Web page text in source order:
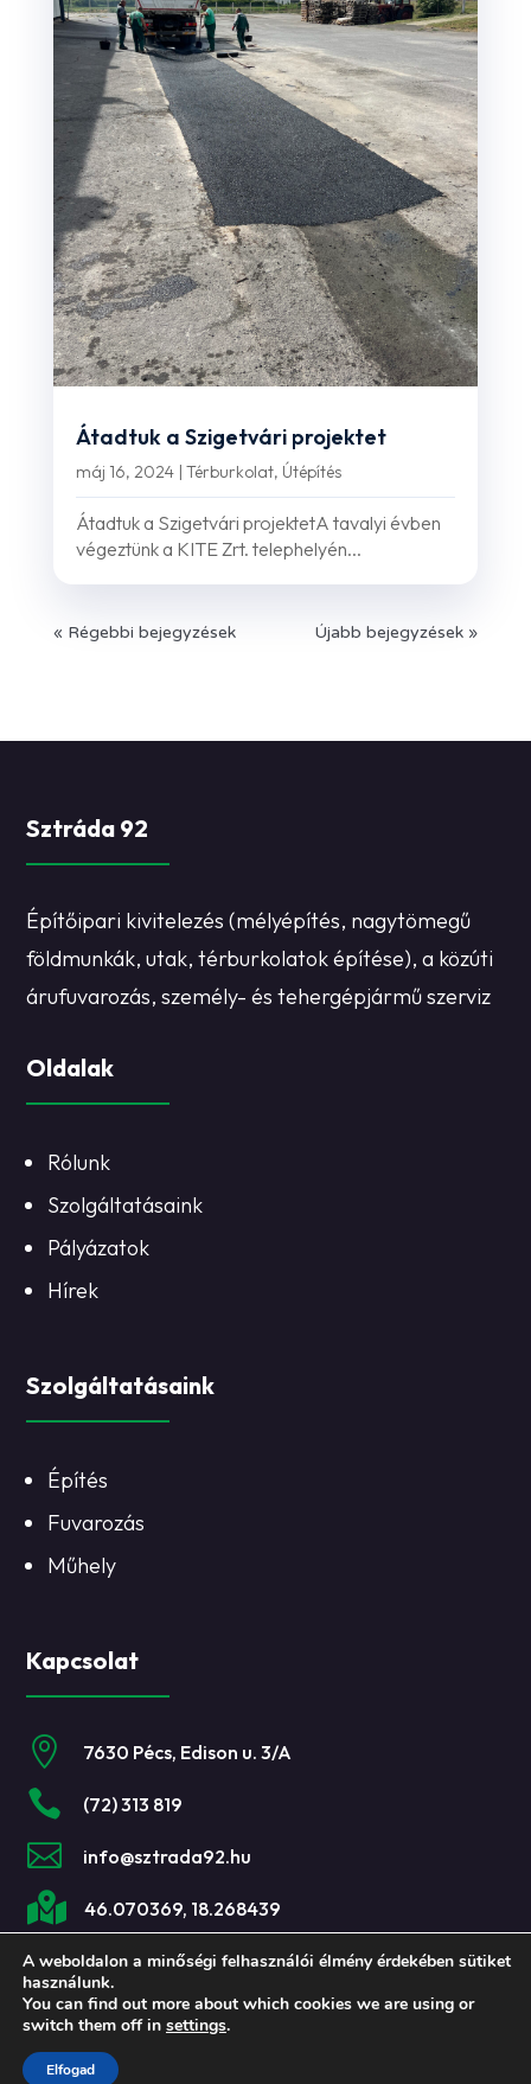
Átadtuk a Szigetvári projektet
máj 16, 2024| Térburkolat, Útépítés
Átadtuk a Szigetvári projektetA tavalyi évben
végeztünk a KITE Zrt. telephelyén...
« Régebbi bejegyzések Újabb bejegyzések »
Sztráda 92
Építőipari kivitelezés (mélyépítés, nagytömegű
földmunkák, utak, térburkolatok építése), a közúti
árufuvarozás, személy- és tehergépjármű szerviz
Oldalak
Rólunk
Szolgáltatásaink
Pályázatok
Hírek
Szolgáltatásaink
Építés
Fuvarozás
Műhely
Kapcsolat
 7630 Pécs, Edison u. 3/A
 (72) 313 819
 info@sztrada92.hu
 46.070369, 18.268439
Minden jog fenntartva.©Sztráda92
A weboldalon a minőségi felhasználói élmény érdekében sütiket
használunk.
You can find out more about which cookies we are using or
switch them off in settings.
Elfogad